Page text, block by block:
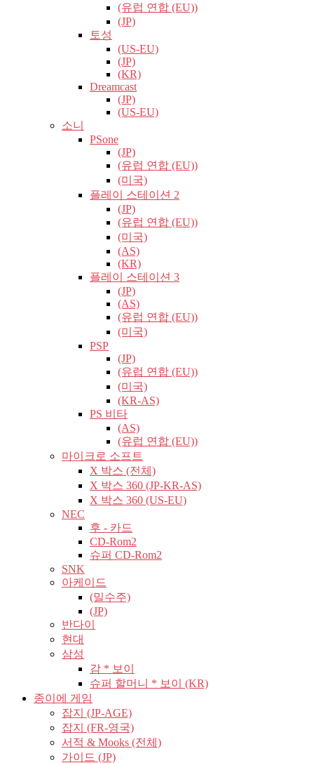
(유럽​​ 연합 (EU))
(JP)
토성
(US-EU)
(JP)
(KR)
Dreamcast
(JP)
(US-EU)
소니
PSone
(JP)
(유럽​​ 연합 (EU))
(미국)
플레이 스테이션 2
(JP)
(유럽​​ 연합 (EU))
(미국)
(AS)
(KR)
플레이 스테이션 3
(JP)
(AS)
(유럽​​ 연합 (EU))
(미국)
PSP
(JP)
(유럽​​ 연합 (EU))
(미국)
(KR-AS)
PS 비타
(AS)
(유럽​​ 연합 (EU))
마이크로 소프트
X 박스 (전체)
X 박스 360 (JP-KR-AS)
X 박스 360 (US-EU)
NEC
후 - 카드
CD-Rom2
슈퍼 CD-Rom2
SNK
아케이드
(밀수주)
(JP)
반다이
현대
삼성
감 * 보이
슈퍼 할머니 * 보이 (KR)
종이에 게임
잡지 (JP-AGE)
잡지 (FR-영국)
서적 & Mooks (전체)
가이드 (JP)